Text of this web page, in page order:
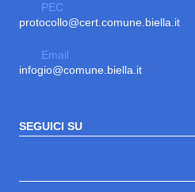
PEC
protocollo@cert.comune.biella.it
Email
infogio@comune.biella.it
SEGUICI SU